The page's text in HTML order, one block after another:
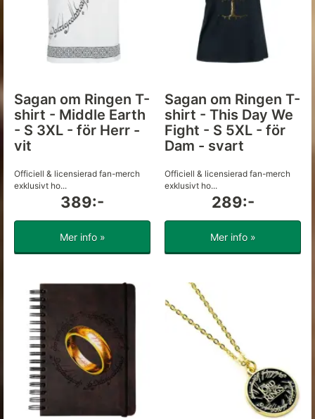
Sagan om Ringen T-
shirt - Middle Earth
- S 3XL - för Herr -
vit
Officiell & licensierad fan-merch
exklusivt ho...
389:-
Mer info »
Sagan om Ringen T-
shirt - This Day We
Fight - S 5XL - för
Dam - svart
Officiell & licensierad fan-merch
exklusivt ho...
289:-
Mer info »